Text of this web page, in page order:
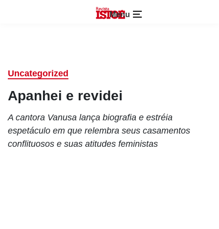
Menu
Uncategorized
Apanhei e revidei
A cantora Vanusa lança biografia e estréia
espetáculo em que relembra seus casamentos
conflituosos e suas atitudes feministas